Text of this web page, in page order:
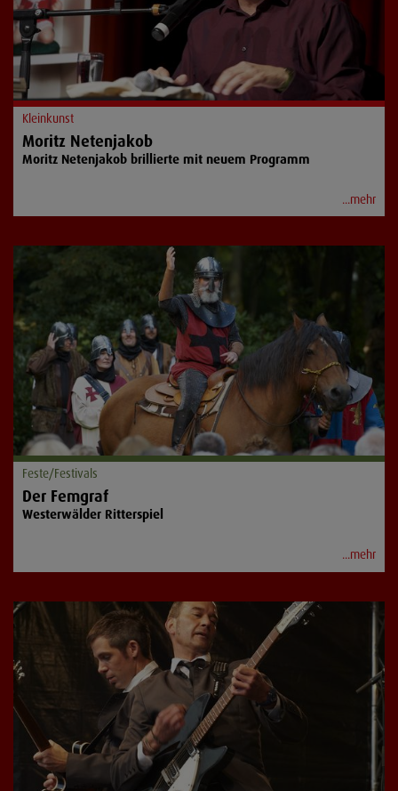
Kleinkunst
Moritz Netenjakob
Moritz Netenjakob brillierte mit neuem Programm
...mehr
Feste/Festivals
Der Femgraf
Westerwälder Ritterspiel
...mehr